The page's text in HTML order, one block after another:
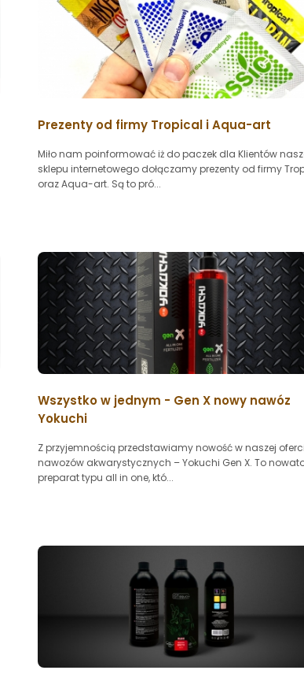
Prezenty od firmy Tropical i Aqua-art
Miło nam poinformować iż do paczek dla Klientów
sklepu internetowego dołączamy prezenty od firmy
oraz Aqua-art. Są to pró...
Wszystko w jednym - Gen X nowy nawóz
Yokuchi
Z przyjemnością przedstawiamy nowość w naszej
nawozów akwarystycznych – Yokuchi Gen X. To
preparat typu all in one, któ...